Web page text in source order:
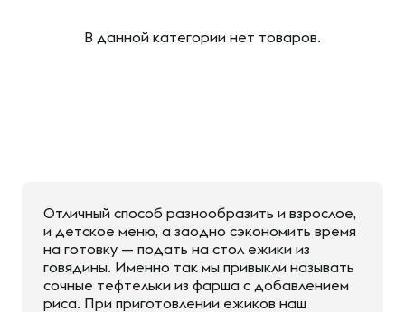
В данной категории нет товаров.
Отличный способ разнообразить и взрослое,
и детское меню, а заодно сэкономить время
на готовку — подать на стол ежики из
говядины. Именно так мы привыкли называть
сочные тефтельки из фарша с добавлением
риса. При приготовлении ежиков наш